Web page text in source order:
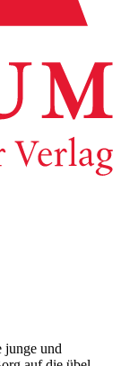
junge und